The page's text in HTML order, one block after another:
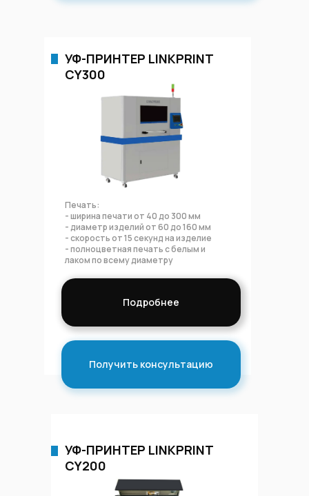
УФ-ПРИНТЕР LINKPRINT
СY200
УФ-ПРИНТЕР LINKPRINT
СY300
Подробнее
Получить консультацию
Печать:
- ширина печати от 40 до 300 мм
- диаметр изделий от 60 до 160 мм
- скорость от 15 секунд на изделие
- полноцветная печать с белым и
лаком по всему диаметру